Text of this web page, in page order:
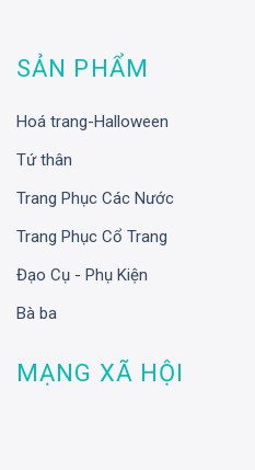
SẢN PHẨM
Hoá trang-Halloween
Tứ thân
Trang Phục Các Nước
Trang Phục Cổ Trang
Đạo Cụ - Phụ Kiện
Bà ba
MẠNG XÃ HỘI